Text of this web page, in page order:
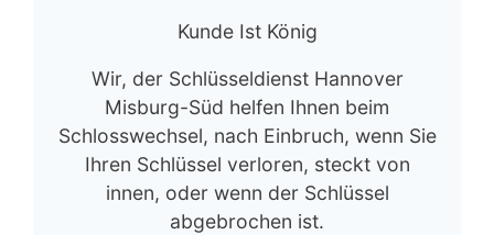
Kunde Ist König
Wir, der Schlüsseldienst Hannover
Misburg-Süd helfen Ihnen beim
Schlosswechsel, nach Einbruch, wenn Sie
Ihren Schlüssel verloren, steckt von
innen, oder wenn der Schlüssel
abgebrochen ist.